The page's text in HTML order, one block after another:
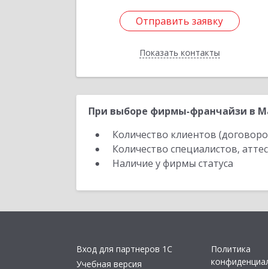
Отправить заявку
Показать контакты
Отправить заявку
Назад
При выборе фирмы-франчайзи в
Количество клиентов
Количество специалистов,
Наличие у фирмы статуса
Вход для партнеров 1С
Учебная версия
Политика